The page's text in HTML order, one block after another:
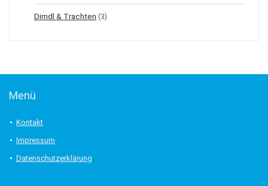
Dirndl & Trachten (3)
Menü
Kontakt
Impressum
Datenschutzerklärung